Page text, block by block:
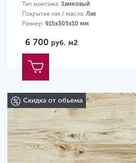
Тип монтажа: Замковый
Покрытие лак / масло: Лак
Размер: 915х305х10 мм
6 700 руб. м2
Скидка от объема